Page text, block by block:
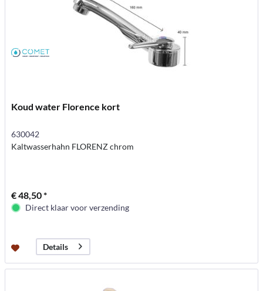
Koud water Florence kort
630042
Kaltwasserhahn FLORENZ chrom
€ 48,50 *
Direct klaar voor verzending
Details